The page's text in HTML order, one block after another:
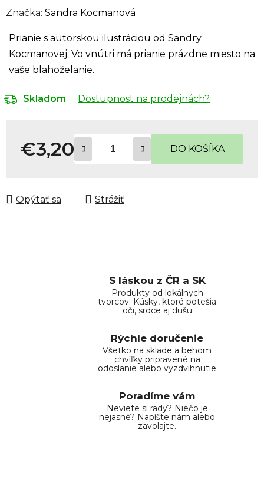
Značka: Sandra Kocmanová
Prianie s autorskou ilustráciou od Sandry
Kocmanovej. Vo vnútri má prianie prázdne miesto na
vaše blahoželanie.
Skladom Dostupnost na prodejnách?
€3,20 DO KOŠÍKA
Opýtať sa Strážiť
S láskou z ČR a SK
Produkty od lokálnych
tvorcov. Kúsky, ktoré potešia
oči, srdce aj dušu
Rýchle doručenie
Všetko na sklade a behom
chvíľky pripravené na
odoslanie alebo vyzdvihnutie
Poradíme vám
Neviete si rady? Niečo je
nejasné? Napíšte nám alebo
zavolajte.